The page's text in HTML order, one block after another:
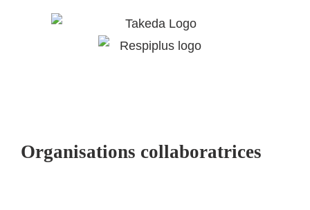
Organisations collaboratrices